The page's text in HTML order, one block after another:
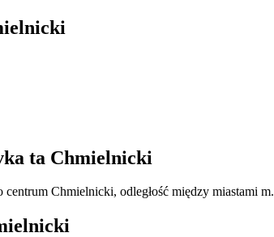
ta Chmielnicki
Chmielnicki, odległość między miastami m.